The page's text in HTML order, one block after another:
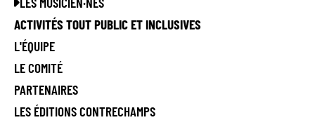
ACTIVITÉS TOUT PUBLIC ET INCLUSIVES
L'ÉQUIPE
LE COMITÉ
PARTENAIRES
LES ÉDITIONS CONTRECHAMPS